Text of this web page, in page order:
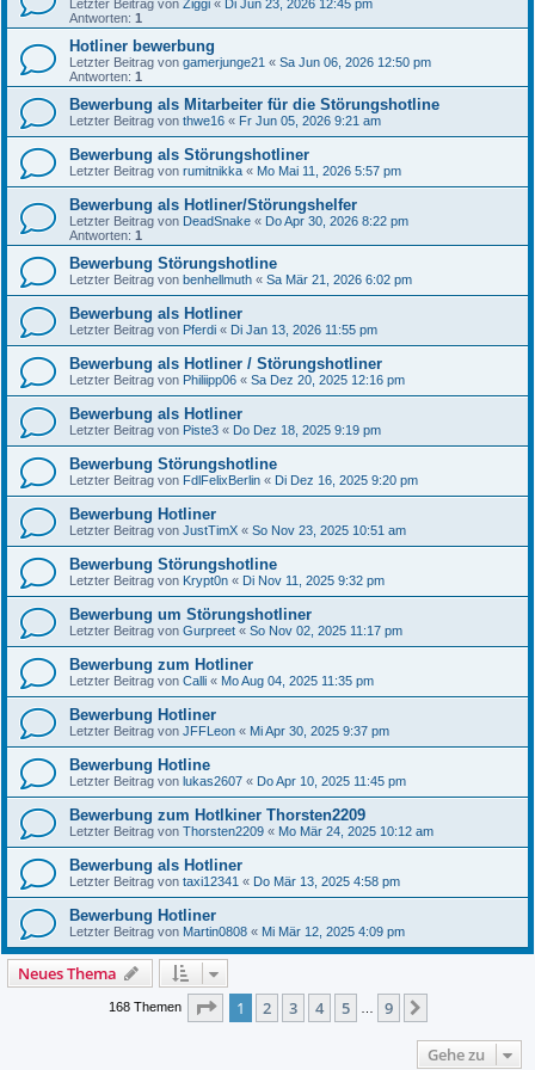
Letzter Beitrag von Ziggi « Di Jun 23, 2026 12:45 pm
Antworten: 1
Hotliner bewerbung
Letzter Beitrag von gamerjunge21 « Sa Jun 06, 2026 12:50 pm
Antworten: 1
Bewerbung als Mitarbeiter für die Störungshotline
Letzter Beitrag von thwe16 « Fr Jun 05, 2026 9:21 am
Bewerbung als Störungshotliner
Letzter Beitrag von rumitnikka « Mo Mai 11, 2026 5:57 pm
Bewerbung als Hotliner/Störungshelfer
Letzter Beitrag von DeadSnake « Do Apr 30, 2026 8:22 pm
Antworten: 1
Bewerbung Störungshotline
Letzter Beitrag von benhellmuth « Sa Mär 21, 2026 6:02 pm
Bewerbung als Hotliner
Letzter Beitrag von Pferdi « Di Jan 13, 2026 11:55 pm
Bewerbung als Hotliner / Störungshotliner
Letzter Beitrag von Philiipp06 « Sa Dez 20, 2025 12:16 pm
Bewerbung als Hotliner
Letzter Beitrag von Piste3 « Do Dez 18, 2025 9:19 pm
Bewerbung Störungshotline
Letzter Beitrag von FdlFelixBerlin « Di Dez 16, 2025 9:20 pm
Bewerbung Hotliner
Letzter Beitrag von JustTimX « So Nov 23, 2025 10:51 am
Bewerbung Störungshotline
Letzter Beitrag von Krypt0n « Di Nov 11, 2025 9:32 pm
Bewerbung um Störungshotliner
Letzter Beitrag von Gurpreet « So Nov 02, 2025 11:17 pm
Bewerbung zum Hotliner
Letzter Beitrag von Calli « Mo Aug 04, 2025 11:35 pm
Bewerbung Hotliner
Letzter Beitrag von JFFLeon « Mi Apr 30, 2025 9:37 pm
Bewerbung Hotline
Letzter Beitrag von lukas2607 « Do Apr 10, 2025 11:45 pm
Bewerbung zum Hotlkiner Thorsten2209
Letzter Beitrag von Thorsten2209 « Mo Mär 24, 2025 10:12 am
Bewerbung als Hotliner
Letzter Beitrag von taxi12341 « Do Mär 13, 2025 4:58 pm
Bewerbung Hotliner
Letzter Beitrag von Martin0808 « Mi Mär 12, 2025 4:09 pm
Neues Thema
168 Themen Seite 1von
1 2 3 4 5 9
Gehe zu